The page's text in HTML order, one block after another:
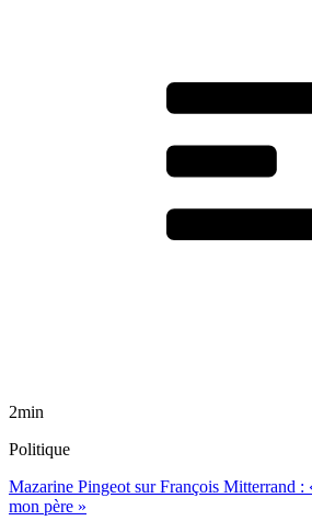
2min
Politique
Mazarine Pingeot sur François Mitterrand :
mon père »